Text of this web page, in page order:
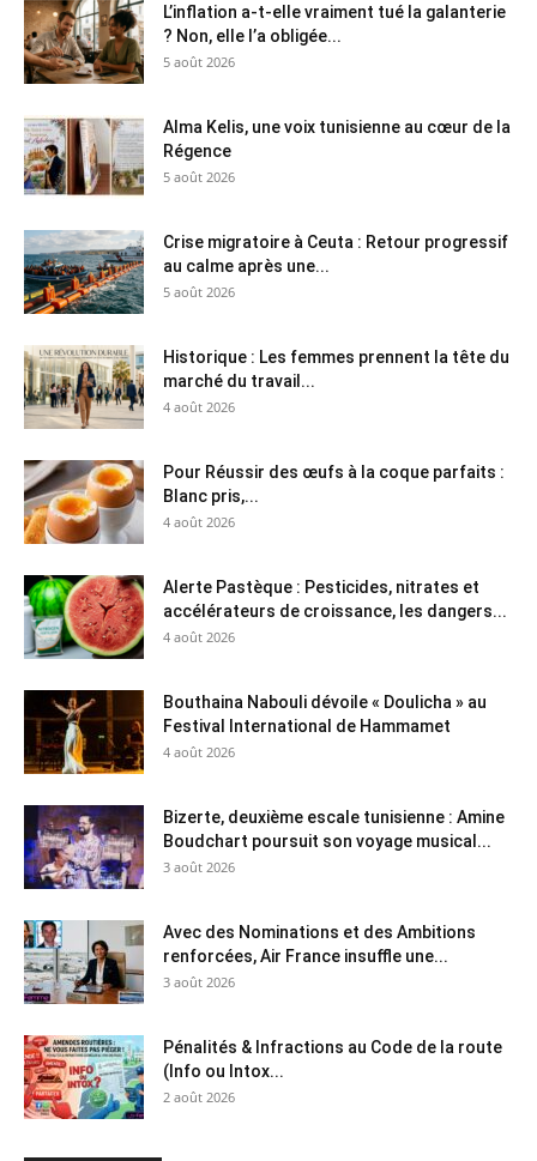
L’inflation a-t-elle vraiment tué la galanterie
? Non, elle l’a obligée...
5 août 2026
Alma Kelis, une voix tunisienne au cœur de la
Régence
5 août 2026
Crise migratoire à Ceuta : Retour progressif
au calme après une...
5 août 2026
Historique : Les femmes prennent la tête du
marché du travail...
4 août 2026
Pour Réussir des œufs à la coque parfaits :
Blanc pris,...
4 août 2026
Alerte Pastèque : Pesticides, nitrates et
accélérateurs de croissance, les dangers...
4 août 2026
Bouthaina Nabouli dévoile « Doulicha » au
Festival International de Hammamet
4 août 2026
Bizerte, deuxième escale tunisienne : Amine
Boudchart poursuit son voyage musical...
3 août 2026
Avec des Nominations et des Ambitions
renforcées, Air France insuffle une...
3 août 2026
Pénalités & Infractions au Code de la route
(Info ou Intox...
2 août 2026